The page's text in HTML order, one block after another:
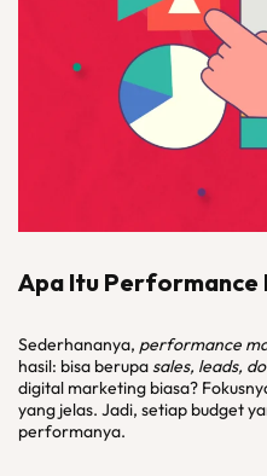
Apa Itu Performance
Sederhananya, performance
hasil: bisa berupa sales, leads,
digital marketing biasa?
yang jelas. Jadi, setiap budget
performanya.